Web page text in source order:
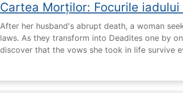
Cartea Morților: Focurile
After her husband's abrupt death, a woman
laws. As they transform into Deadites one by
discover that the vows she took in life survive